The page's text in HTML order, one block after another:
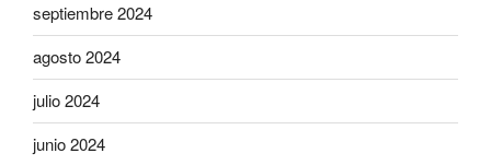
septiembre 2024
agosto 2024
julio 2024
junio 2024